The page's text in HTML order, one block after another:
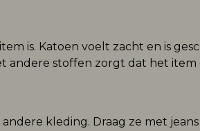
is. Katoen voelt zacht en is
andere stoffen zorgt dat het
kleding. Draag ze met